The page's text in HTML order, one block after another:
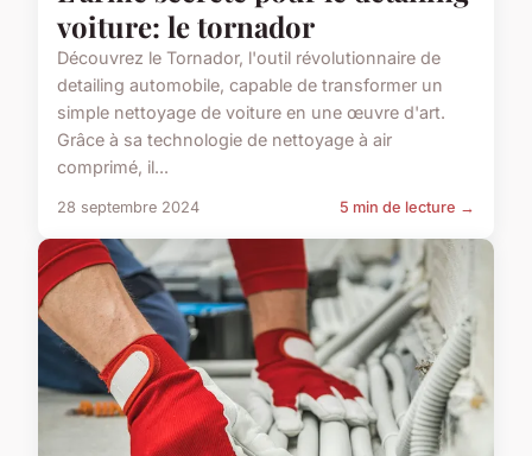
voiture: le tornador
Découvrez le Tornador, l'outil révolutionnaire de
detailing automobile, capable de transformer un
simple nettoyage de voiture en une œuvre d'art.
Grâce à sa technologie de nettoyage à air
comprimé, il...
28 septembre 2024 5 min de lecture →